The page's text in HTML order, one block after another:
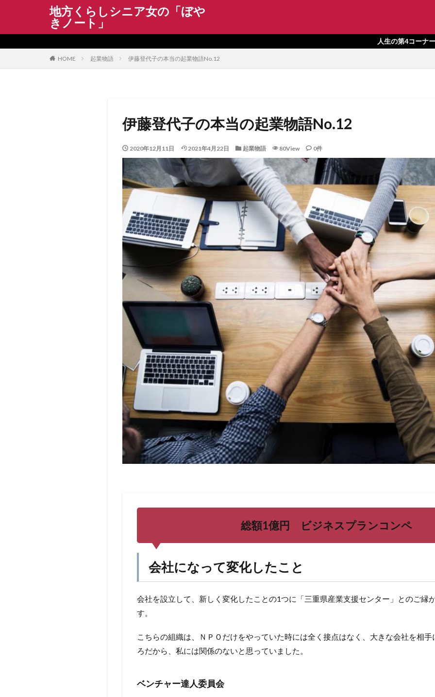
地方くらしシニア女の「ぼや
きノート」
人生の第4コーナーをまわった
HOME 起業物語 伊藤登代子の本当の起業物語No.12
伊藤登代子の本当の起業物語No.12
2020年12月11日 2021年4月22日 起業物語 80View 0件
総額1億円 ビジネスプランコンペ
会社になって変化したこと
会社を設立して、新しく変化したことの1つに「三重県産業支援センター」とのご縁
す。
こちらの組織は、ＮＰＯだけをやっていた時には全く接点はなく、大きな会社を相
ろだから、私には関係のないと思っていました。
ベンチャー達人委員会
カテゴリー